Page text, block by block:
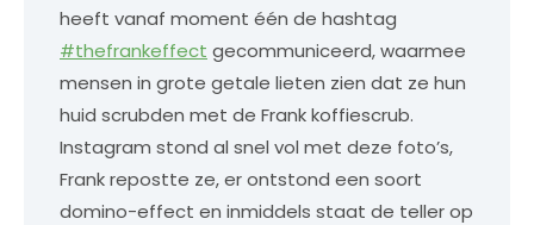
heeft vanaf moment één de hashtag
#thefrankeffect gecommuniceerd, waarmee
mensen in grote getale lieten zien dat ze hun
huid scrubden met de Frank koffiescrub.
Instagram stond al snel vol met deze foto’s,
Frank repostte ze, er ontstond een soort
domino-effect en inmiddels staat de teller op